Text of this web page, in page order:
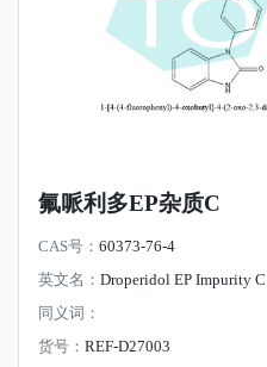
氟哌利多EP杂质C
CAS号： 60373-76-4
英文名： Droperidol EP Impurity C
同义词：
货号： REF-D27003